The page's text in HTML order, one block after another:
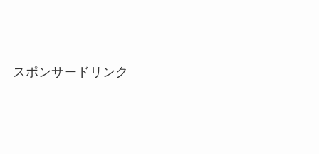
スポンサードリンク